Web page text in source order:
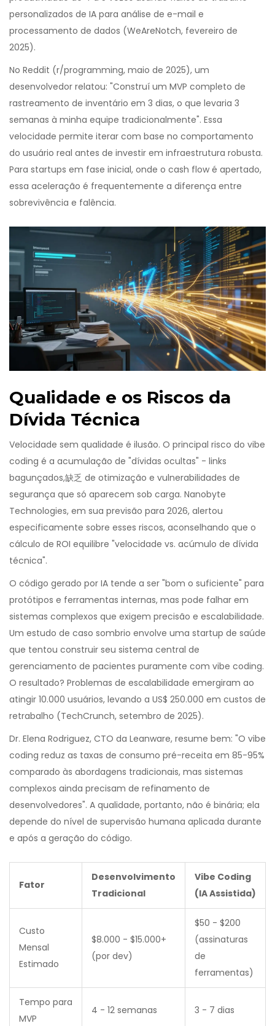
personalizados de IA para análise de e-mail e
processamento de dados (WeAreNotch, fevereiro de
2025).
No Reddit (r/programming, maio de 2025), um
desenvolvedor relatou: "Construí um MVP completo de
rastreamento de inventário em 3 dias, o que levaria 3
semanas à minha equipe tradicionalmente". Essa
velocidade permite iterar com base no comportamento
do usuário real antes de investir em infraestrutura robusta.
Para startups em fase inicial, onde o cash flow é apertado,
essa aceleração é frequentemente a diferença entre
sobrevivência e falência.
Qualidade e os Riscos da
Dívida Técnica
Velocidade sem qualidade é ilusão. O principal risco do vibe
coding é a acumulação de "dívidas ocultas" - links
bagunçados,缺乏 de otimização e vulnerabilidades de
segurança que só aparecem sob carga. Nanobyte
Technologies, em sua previsão para 2026, alertou
especificamente sobre esses riscos, aconselhando que o
cálculo de ROI equilibre "velocidade vs. acúmulo de dívida
técnica".
O código gerado por IA tende a ser "bom o suficiente" para
protótipos e ferramentas internas, mas pode falhar em
sistemas complexos que exigem precisão e escalabilidade.
Um estudo de caso sombrio envolve uma startup de saúde
que tentou construir seu sistema central de
gerenciamento de pacientes puramente com vibe coding.
O resultado? Problemas de escalabilidade emergiram ao
atingir 10.000 usuários, levando a US$ 250.000 em custos de
retrabalho (TechCrunch, setembro de 2025).
Dr. Elena Rodriguez, CTO da Leanware, resume bem: "O vibe
coding reduz as taxas de consumo pré-receita em 85-95%
comparado às abordagens tradicionais, mas sistemas
complexos ainda precisam de refinamento de
desenvolvedores". A qualidade, portanto, não é binária; ela
depende do nível de supervisão humana aplicada durante
e após a geração do código.
Fator
Desenvolvimento
Tradicional
Vibe Coding
(IA Assistida)
Custo
Mensal
Estimado
$8.000 - $15.000+
(por dev)
$50 - $200
(assinaturas
de
ferramentas)
Tempo para
MVP
4 - 12 semanas 3 - 7 dias